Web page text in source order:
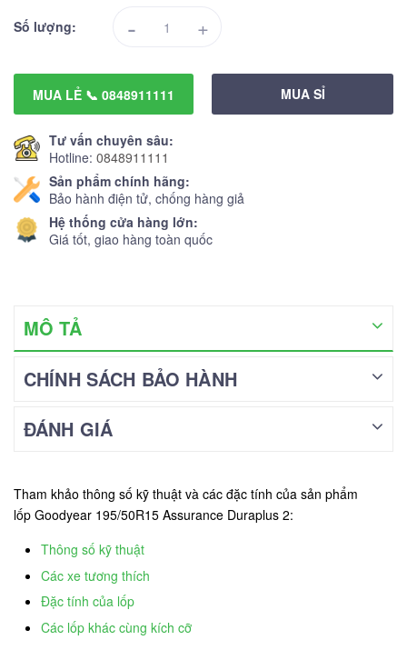
Số lượng: - +
MUA LẺ 📞 0848911111 MUA SỈ
Tư vấn chuyên sâu:
Hotline: 0848911111
Sản phẩm chính hãng:
Bảo hành điện tử, chống hàng giả
Hệ thống cửa hàng lớn:
Giá tốt, giao hàng toàn quốc
MÔ TẢ
CHÍNH SÁCH BẢO HÀNH
ĐÁNH GIÁ
Tham khảo thông số kỹ thuật và các đặc tính của sản phẩm
lốp Goodyear 195/50R15 Assurance Duraplus 2:
Thông số kỹ thuật
Các xe tương thích
Đặc tính của lốp
Các lốp khác cùng kích cỡ